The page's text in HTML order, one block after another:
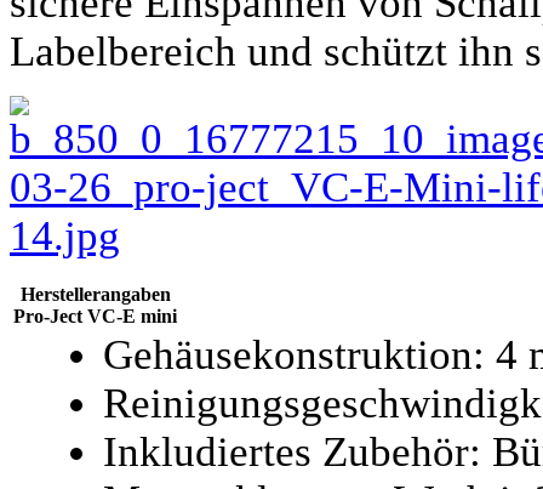
Labelbereich und schützt ihn
Herstellerangaben
Pro-Ject VC-E mini
Gehäusekonstruktion:
Inkludiertes Zubehör: